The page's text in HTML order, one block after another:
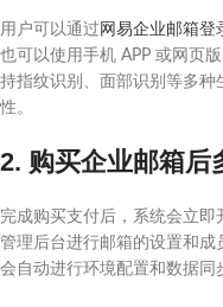
用户可以通过 网易企业邮箱登
也可以使用手机 APP 或网页
持指纹识别、面部识别等多种
性。
2. 购买企业邮箱后
完成购买支付后，系统会立
管理后台进行邮箱的设置和
会自动进行环境配置和数据同